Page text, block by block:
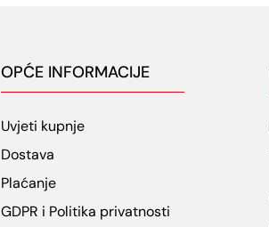
OPĆE INFORMACIJE
Uvjeti kupnje
Dostava
Plaćanje
GDPR i Politika privatnosti